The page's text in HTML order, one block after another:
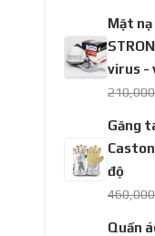
Mặt nạ
virus -
Găng
độ
Quần